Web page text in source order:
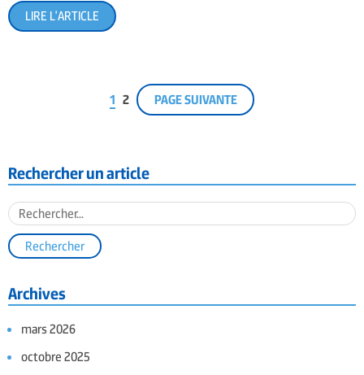
LIRE L'ARTICLE
1 2 PAGE SUIVANTE
Rechercher un article
Archives
mars 2026
octobre 2025